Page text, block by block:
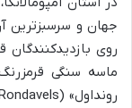
جهان و سرسبزترین
روی
ماسه سنگی